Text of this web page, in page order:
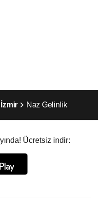
Naz Gelinlik
Ücretsiz indir: